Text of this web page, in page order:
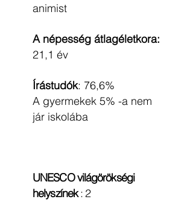
animist
A népesség átlagéletkora:
21,1 év
Írástudók: 76,6%
A gyermekek 5% -a nem
jár iskolába
UNESCO világörökségi
helyszínek: 2